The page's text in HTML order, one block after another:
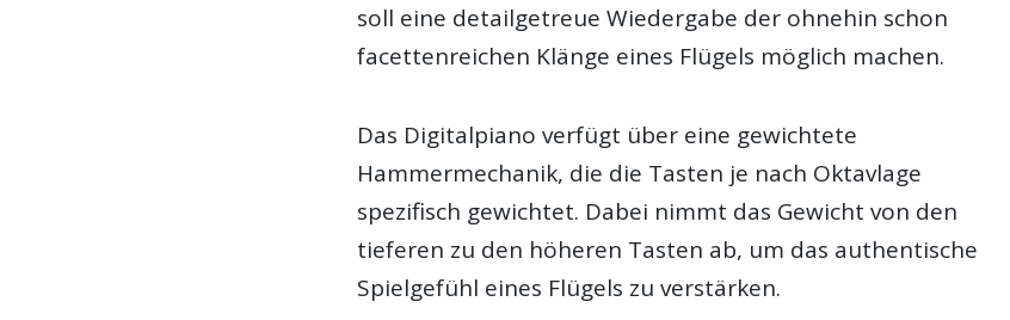
soll eine detailgetreue Wiedergabe der ohnehin schon
facettenreichen Klänge eines Flügels möglich machen.
Das Digitalpiano verfügt über eine gewichtete
Hammermechanik, die die Tasten je nach Oktavlage
spezifisch gewichtet. Dabei nimmt das Gewicht von den
tieferen zu den höheren Tasten ab, um das authentische
Spielgefühl eines Flügels zu verstärken.